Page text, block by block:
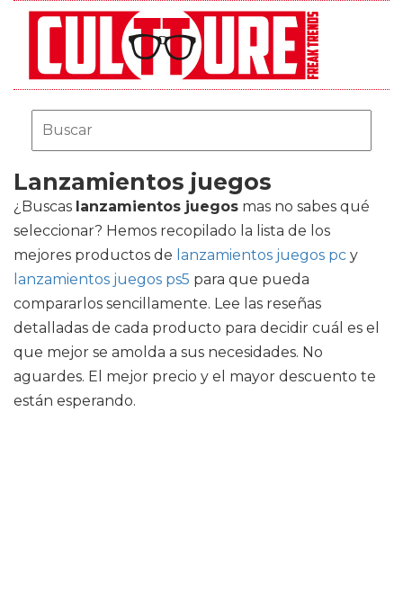
Lanzamientos juegos
¿Buscas lanzamientos juegos mas no sabes qué
seleccionar? Hemos recopilado la lista de los
mejores productos de lanzamientos juegos pc y
lanzamientos juegos ps5 para que pueda
compararlos sencillamente. Lee las reseñas
detalladas de cada producto para decidir cuál es el
que mejor se amolda a sus necesidades. No
aguardes. El mejor precio y el mayor descuento te
están esperando.